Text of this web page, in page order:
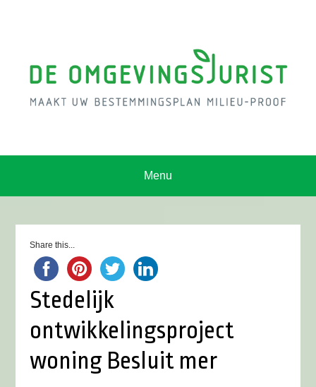
Menu
Share this...
Stedelijk
ontwikkelingsproject
woning Besluit mer